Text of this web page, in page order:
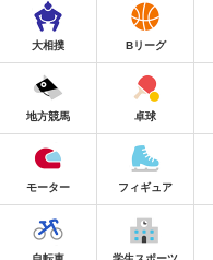
大相撲 Bリーグ
地方競馬 卓球
モーター フィギュア